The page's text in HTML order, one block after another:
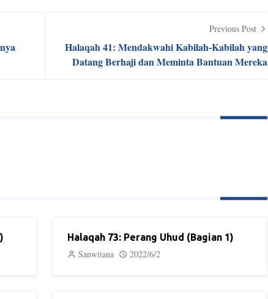
Previous Post
Halaqah 41: Mendakwahi Kabilah-Kabilah yang
Datang Berhaji dan Meminta Bantuan Mereka
Halaqah 73: Perang Uhud (Bagian 1)
Sanwitana 2022/6/2